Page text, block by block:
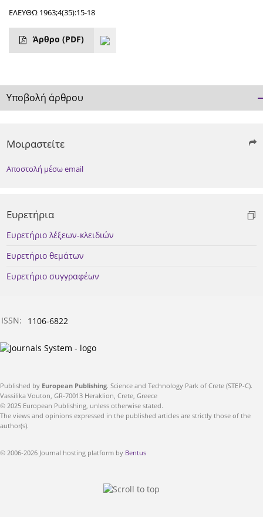
ΕΛΕΥΘΩ 1963;4(35):15-18
Άρθρο (PDF)
Υποβολή άρθρου
Μοιραστείτε
Αποστολή μέσω email
Ευρετήρια
Ευρετήριο λέξεων-κλειδιών
Ευρετήριο θεμάτων
Ευρετήριο συγγραφέων
ISSN: 1106-6822
Published by European Publishing. Science and Technology Park of Crete (STEP-C).
Vassilika Vouton, GR-70013 Heraklion, Crete, Greece
© 2025 European Publishing, unless otherwise stated.
The views and opinions expressed in the published articles are strictly those of the
author(s).
© 2006-2026 Journal hosting platform by Bentus